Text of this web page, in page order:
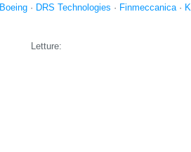
Boeing · DRS Technologies · Finmeccanica ·
Letture: